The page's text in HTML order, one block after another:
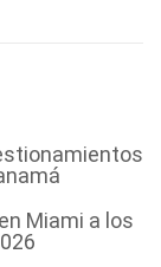
Miami a los